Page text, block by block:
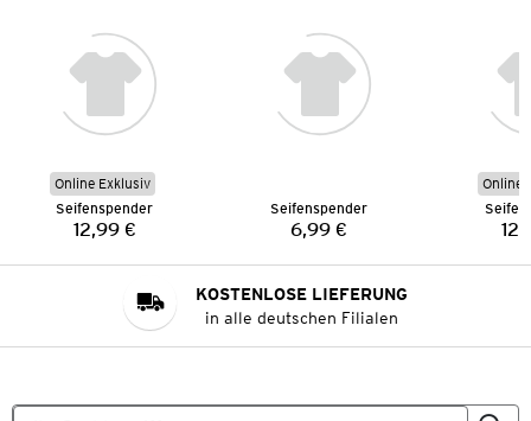
Online Exklusiv
Seifenspender
Preis:
12,99 €
Seifenspender
Preis:
6,99 €
Online
KOSTENLOSE LIEFERUNG
in alle deutschen Filialen